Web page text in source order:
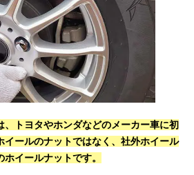
、トヨタやホンダなどのメーカー車に初
イールのナットではなく、社外ホイール
イールナットです。